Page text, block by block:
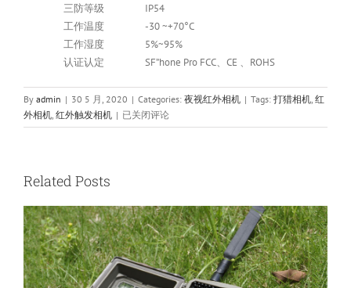
三防等级
IP54
工作温度
-30 ~+70°C
工作湿度
5%~95%
认证认定
SF”hone Pro FCC、CE 、ROHS
By admin | 30 5 月, 2020 | Categories: 夜视红外相机 | Tags: 打猎相机 红
外相机 红外触发相机 | 红
外
夜
视
触
发
相
已关闭评论
Related Posts